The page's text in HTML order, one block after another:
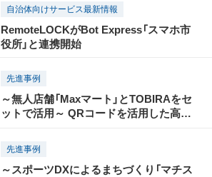
自治体向けサービス最新情報
RemoteLOCKがBot Express「スマホ市
役所」と連携開始
先進事例
～無人店舗「Maxマート」とTOBIRAをセ
ットで活用～ QRコードを活用した高い
先進事例
～スポーツDXによるまちづくり「マチス